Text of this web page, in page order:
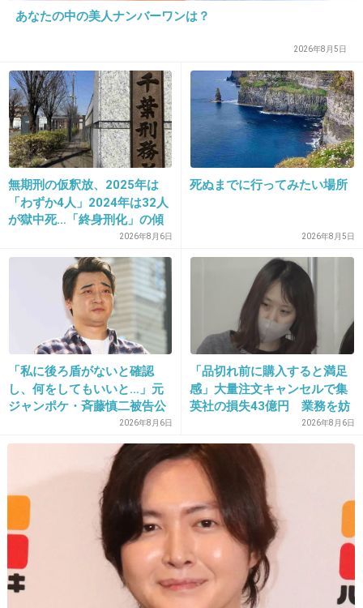
日常（素人）の中でちやほやされる位がちょう
どいいと所属してから気づいても遅いんだろう
ね。だって出戻り＆売れ残り扱いだもんね。
-0
18. 匿名2013/01/27(日) 11:48:12
そんなに憧れるような職業じゃないよね
+8
2013/01/27(日) 11:48:30
今アイドルがたくさんいるもんね
+4 -0
2013/01/27(日) 11:49:13
日本のアイドルなんてほとんど踊れないし歌も
下手じゃん。海外で話題になるのが恥ずかしい
わ～
+11 -0
あなたの中の美人ナンバーワンは？
2026年8月5日
無期刑の仮釈放、2025年は
「わずか4人」2024年は32人
が獄中死…「終身刑化」の傾
2026年8月6日
死ぬまでに行ってみたい場所
2026年8月5日
「私に後ろ盾がないと確認
し、何をしてもいいと…」元
ジャンポケ・斉藤慎二被告公
2026年8月6日
「品切れ前に購入すると満足
感」大量注文キャンセルで集
英社の損失43億円 業務を妨
害した疑いで32歳女を逮捕
2026年8月6日